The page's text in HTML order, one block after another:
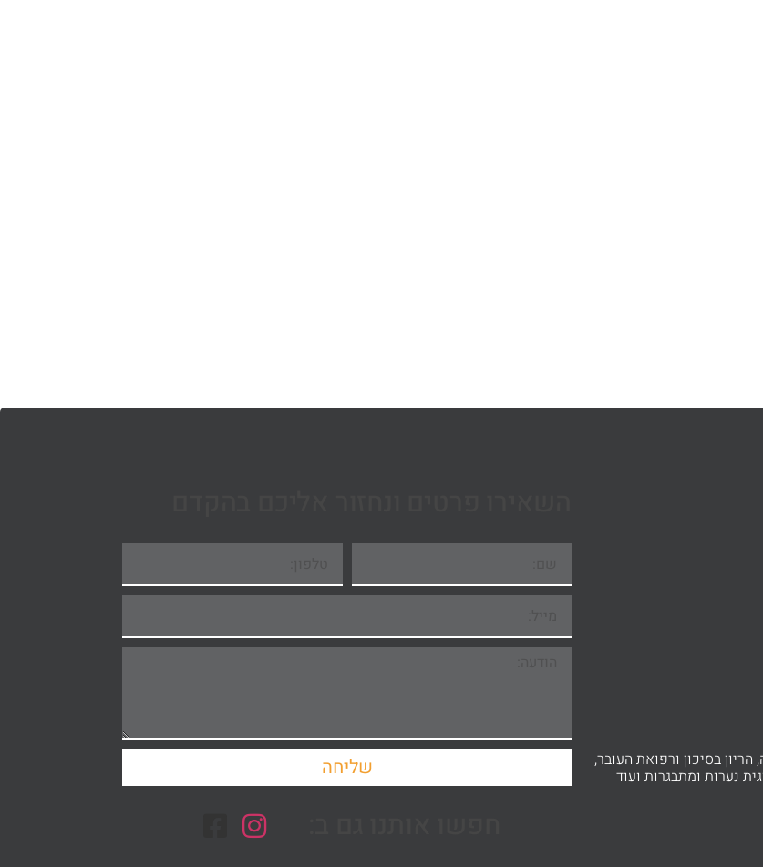
הריון בסיכון ורפואת העובר,
נערות ומתבגרות ועוד שליחה